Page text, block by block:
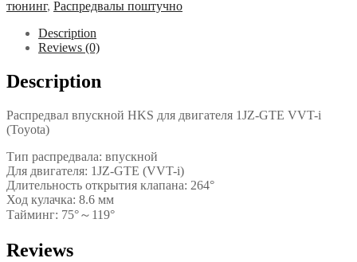
GTE
quantity
тюнинг, Распредвалы поштучно
Description
Reviews (0)
Description
Распредвал впускной HKS для двигателя 1JZ-GTE VVT-i
(Toyota)
Тип распредвала: впускной
Для двигателя: 1JZ-GTE (VVT-i)
Длительность открытия клапана: 264°
Ход кулачка: 8.6 мм
Тайминг: 75°～119°
Reviews